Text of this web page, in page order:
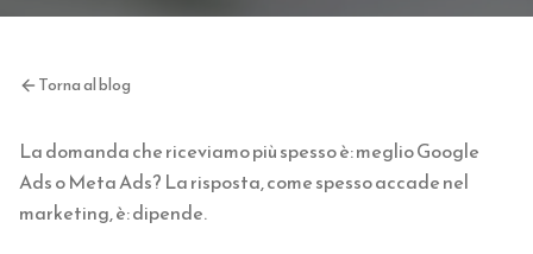
Torna al blog
La domanda che riceviamo più spesso è: meglio Google
Ads o Meta Ads? La risposta, come spesso accade nel
marketing, è: dipende.